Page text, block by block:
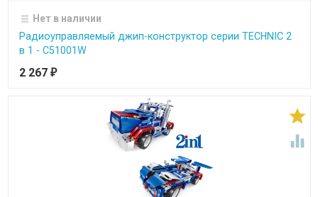
Нет в наличии
Радиоуправляемый джип-конструктор серии TECHNIC 2
в 1 - C51001W
2 267 ₽

